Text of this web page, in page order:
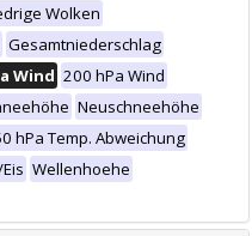
Wolken
Gesamtniederschlag
Wind 200 hPa Wind
Neuschneehöhe
hPa Temp. Abweichung
Wellenhoehe